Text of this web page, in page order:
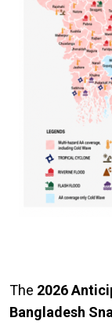
The 2026
Bangladesh